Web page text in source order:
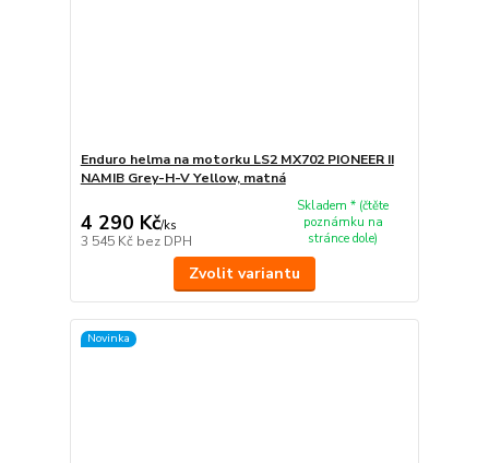
Enduro helma na motorku LS2 MX702 PIONEER II
NAMIB Grey-H-V Yellow, matná
4 290 Kč/ks
3 545 Kč bez DPH
Skladem * (čtěte
poznámku na
stránce dole)
Zvolit variantu
Novinka